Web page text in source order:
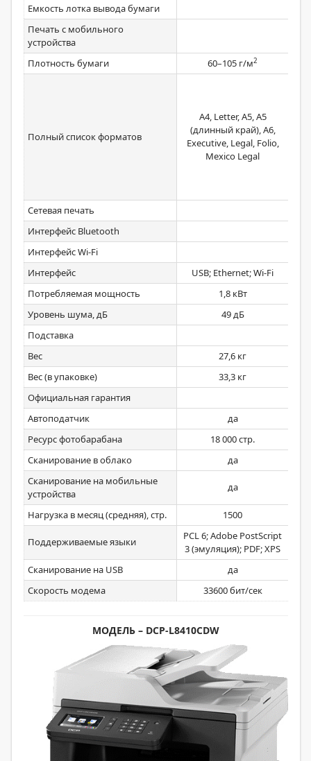
Емкость лотка вывода бумаги
Печать с мобильного
устройства
Плотность бумаги
60–105 г/м2
Полный список форматов
A4, Letter, A5, A5
(длинный край), A6,
Executive, Legal, Folio,
Mexico Legal
Сетевая печать
Интерфейс Bluetooth
Интерфейс Wi-Fi
Интерфейс
USB; Ethernet; Wi-Fi
Потребляемая мощность
1,8 кВт
Уровень шума, дБ
49 дБ
Подставка
Вес
27,6 кг
Вес (в упаковке)
33,3 кг
Официальная гарантия
Автоподатчик
да
Ресурс фотобарабана
18 000 стр.
Сканирование в облако
да
Сканирование на мобильные
устройства
да
Нагрузка в месяц (средняя), стр. 1500
Поддерживаемые языки
PCL 6; Adobe PostScript
3 (эмуляция); PDF; XPS
Сканирование на USB
да
Скорость модема
33600 бит/сек
МОДЕЛЬ – DCP-L8410CDW